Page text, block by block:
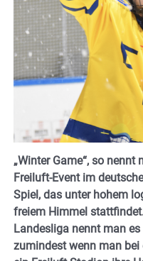
„Winter Game“, so
Freiluft-Event im
Spiel, das unter hohem
freiem Himmel
Landesliga nennt man es
zumindest wenn man bei